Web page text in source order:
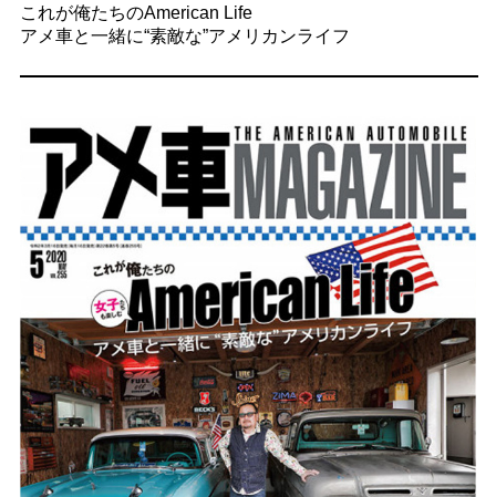
これが俺たちのAmerican Life
アメ車と一緒に“素敵な”アメリカンライフ